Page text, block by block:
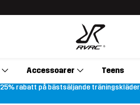
Accessoarer Teens
25% rabatt på bästsäljande träningskläder